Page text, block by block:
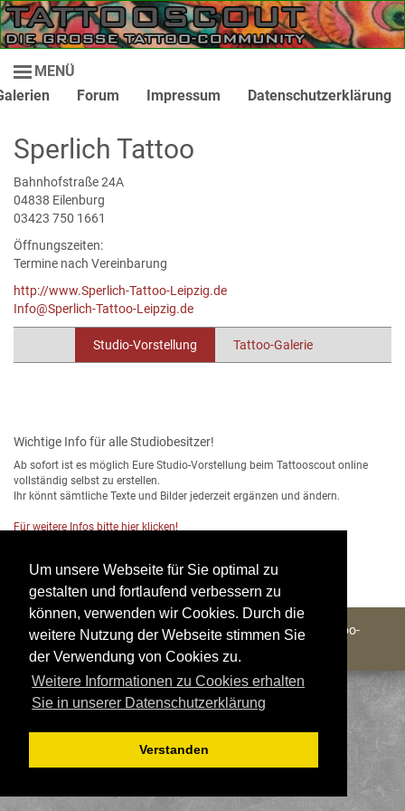
Um unsere Webseite für Sie optimal zu
gestalten und fortlaufend verbessern zu
können, verwenden wir Cookies. Durch die
weitere Nutzung der Webseite stimmen Sie
der Verwendung von Cookies zu.
Weitere Informationen zu Cookies erhalten
Sie in unserer Datenschutzerklärung
Verstanden
MENÜ
Forum Impressum Datenschutzerklärung
Sperlich Tattoo
Bahnhofstraße 24A
04838 Eilenburg
03423 750 1661
Öffnungszeiten:
Termine nach Vereinbarung
http://www.Sperlich-Tattoo-Leipzig.de
Info@Sperlich-Tattoo-Leipzig.de
Studio-Vorstellung Tattoo-Galerie
Wichtige Info für alle Studiobesitzer!
Ab sofort ist es möglich Eure Studio-Vorstellung beim Tattooscout online
vollständig selbst zu erstellen.
Ihr könnt sämtliche Texte und Bilder jederzeit ergänzen und ändern.
Für weitere Infos bitte hier klicken!
Copyright © 2004 - 2026 Tattooscout - Die große Tattoo-
Community
All Rights Reserved.